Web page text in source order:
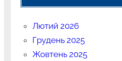
Лютий 2026
Грудень 2025
Жовтень 2025